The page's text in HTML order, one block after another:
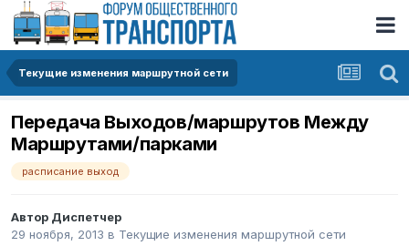
Текущие изменения маршрутной сети
Передача Выходов/маршрутов Между
Маршрутами/парками
расписание выход
Автор Диспетчер
29 ноября, 2013 в Текущие изменения маршрутной сети